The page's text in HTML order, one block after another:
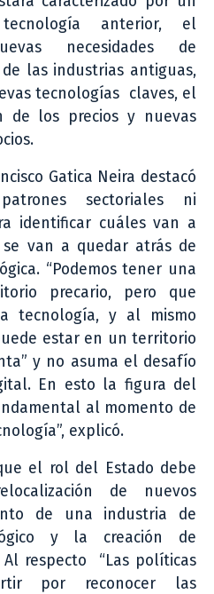
anterior, el
necesidades de
las industrias antiguas,
tecnologías claves, el
de los precios y nuevas
Gatica Neira destacó
sectoriales ni
identificar cuáles van a
van a quedar atrás de
“Podemos tener una
precario, pero que
tecnología, y al mismo
estar en un territorio
y no asuma el desafío
En esto la figura del
al momento de
explicó.
el rol del Estado debe
de nuevos
de una industria de
y la creación de
Al respecto “Las políticas
por reconocer las